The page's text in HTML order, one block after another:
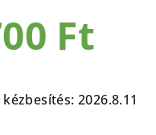
Ft
2026.8.11